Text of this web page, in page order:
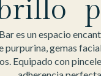
es un espacio
purpurina, gemas
Equipado con